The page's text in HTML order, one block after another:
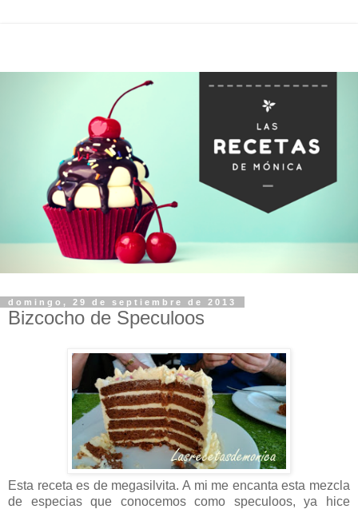
domingo, 29 de septiembre de 2013
Bizcocho de Speculoos
Esta receta es de megasilvita. A mi me encanta esta mezcla
de especias que conocemos como speculoos, ya hice